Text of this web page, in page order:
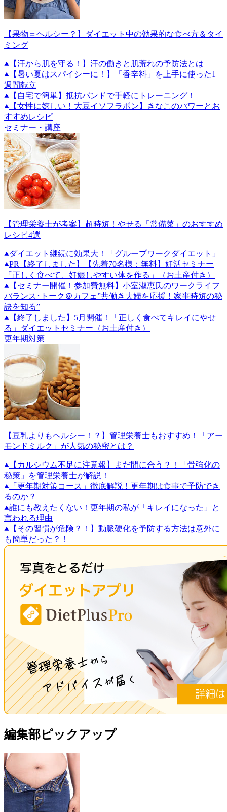
【果物＝ヘルシー？】ダイエット中の効果的な食べ方＆タイ
ミング
【汗から肌を守る！】汗の働きと肌荒れの予防法とは
【暑い夏はスパイシーに！】「香辛料」を上手に使った1
週間献立
【自宅で簡単】抵抗バンドで手軽にトレーニング！
【女性に嬉しい！大豆イソフラボン】きなこのパワーとお
すすめレシピ
セミナー・講座
【管理栄養士が考案】超時短！やせる「常備菜」のおすすめ
レシピ4選
ダイエット継続に効果大！「グループワークダイエット」
PR 【終了しました】【先着70名様：無料】妊活セミナー
「正しく食べて、妊娠しやすい体を作る」（お土産付き）
【セミナー開催！参加費無料】小室淑恵氏のワークライフ
バランス･トーク＠カフェ”共働き夫婦を応援！家事時短の秘
訣を知る”
【終了しました】5月開催！「正しく食べてキレイにやせ
る」ダイエットセミナー（お土産付き）
更年期対策
【豆乳よりもヘルシー！？】管理栄養士もおすすめ！「アー
モンドミルク」が人気の秘密とは？
【カルシウム不足に注意報】まだ間に合う？！「骨強化の
秘策」を管理栄養士が解説！
「更年期対策コース」徹底解説！更年期は食事で予防でき
るのか？
誰にも教えたくない！更年期の私が「キレイになった」と
言われる理由
【その習慣が危険？！】動脈硬化を予防する方法は意外に
も簡単だった？！
編集部ピックアップ